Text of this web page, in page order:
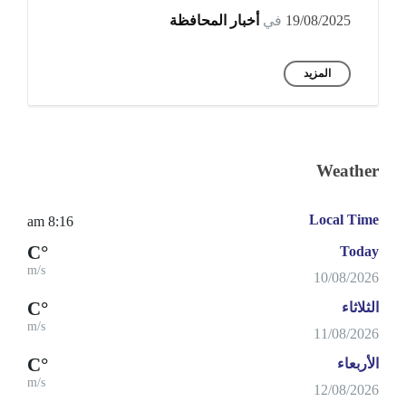
19/08/2025 في أخبار المحافظة
المزيد
Weather
Local Time
8:16 am
Today
10/08/2026
°C
m/s
الثلاثاء
11/08/2026
°C
m/s
الأربعاء
12/08/2026
°C
m/s